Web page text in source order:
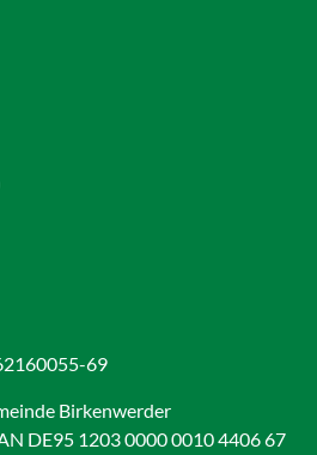
69
Birkenwerder
DE95 1203 0000 0010 4406 67